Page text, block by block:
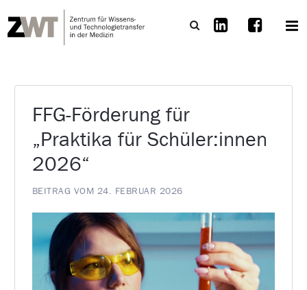
FFG-Förderung für
„Praktika für Schüler:innen
2026“
BEITRAG VOM 24. FEBRUAR 2026